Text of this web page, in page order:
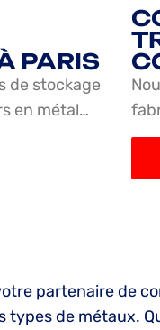
PARIS
de stockage
en métal…
partenaire de
de métaux.